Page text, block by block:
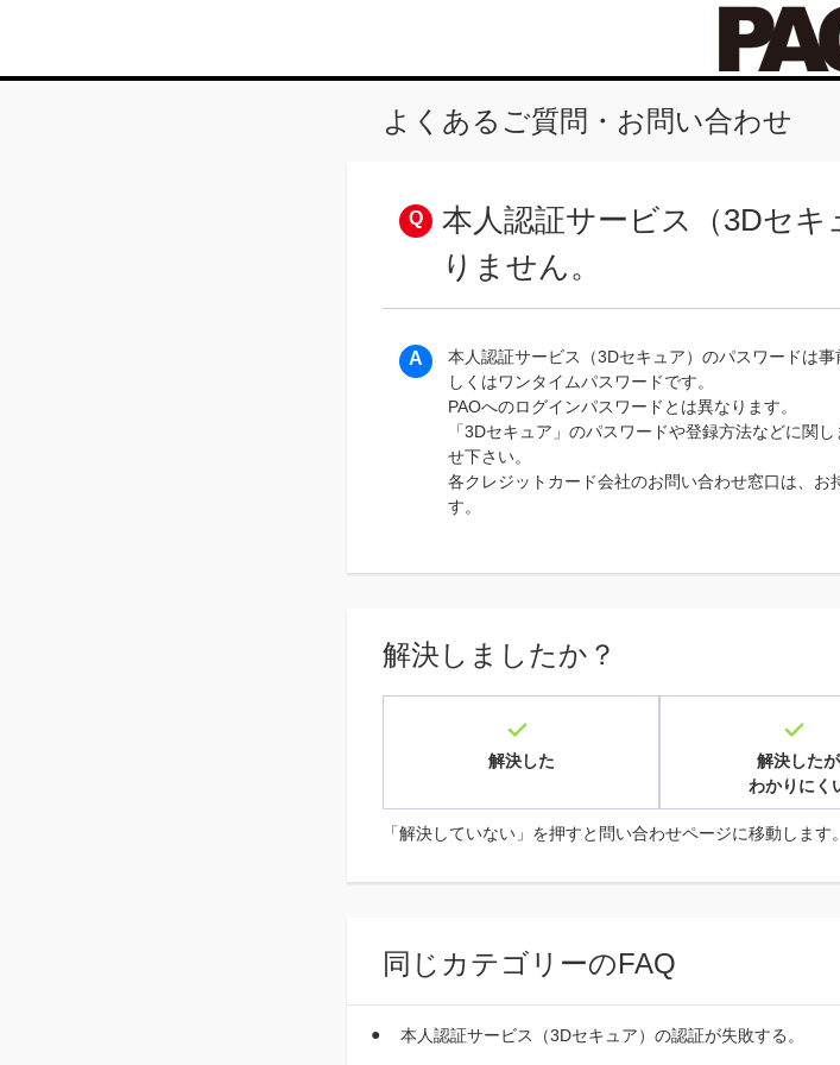
よくあるご質問・お問い合わせ
本人認証サービス（3Dセ
りません。
本人認証サービス（3Dセキュア）のパスワードは
しくはワンタイムパスワードです。
PAOへのログインパスワードとは異なります。
「3Dセキュア」のパスワードや登録方法などに関
せ下さい。
各クレジットカード会社のお問い合わせ窓口は、
す。
解決しましたか？
解決した
解決したが
わかりにく
「解決していない」を押すと問い合わせページに移動します。
同じカテゴリーのFAQ
本人認証サービス（3Dセキュア）の認証が失敗する。